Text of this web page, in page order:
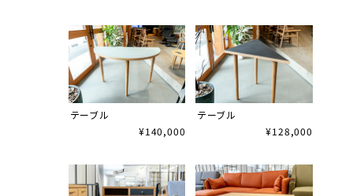
テーブル
¥140,000
テーブル
¥128,000